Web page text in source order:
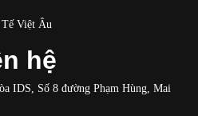
Việt Âu
hệ
IDS, Số 8 đường Phạm Hùng, Mai